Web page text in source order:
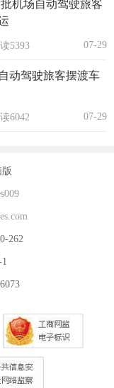
机场自动驾驶旅客
5393 07-29
动驾驶旅客摆渡车
6042 07-29
262